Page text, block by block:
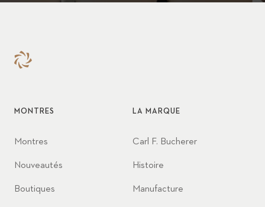
MONTRES
Montres
Nouveautés
Boutiques
LA MARQUE
Carl F. Bucherer
Histoire
Manufacture